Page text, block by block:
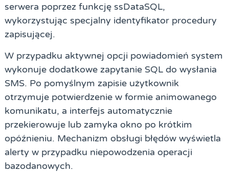
serwera poprzez funkcję ssDataSQL,
wykorzystując specjalny identyfikator procedury
zapisującej.
W przypadku aktywnej opcji powiadomień system
wykonuje dodatkowe zapytanie SQL do wysłania
SMS. Po pomyślnym zapisie użytkownik
otrzymuje potwierdzenie w formie animowanego
komunikatu, a interfejs automatycznie
przekierowuje lub zamyka okno po krótkim
opóźnieniu. Mechanizm obsługi błędów wyświetla
alerty w przypadku niepowodzenia operacji
bazodanowych.